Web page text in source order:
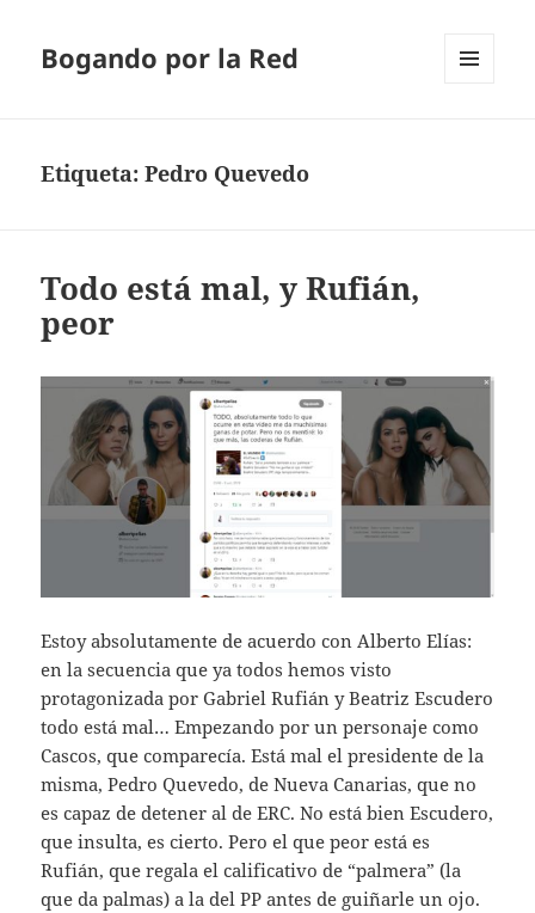
Bogando por la Red
Etiqueta:Pedro Quevedo
Todo está mal, y Rufián,
peor
Estoy absolutamente de acuerdo con Alberto Elías:
en la secuencia que ya todos hemos visto
protagonizada por Gabriel Rufián y Beatriz Escudero
todo está mal… Empezando por un personaje como
Cascos, que comparecía. Está mal el presidente de la
misma, Pedro Quevedo, de Nueva Canarias, que no
es capaz de detener al de ERC. No está bien Escudero,
que insulta, es cierto. Pero el que peor está es
Rufián, que regala el calificativo de “palmera” (la
que da palmas) a la del PP antes de guiñarle un ojo.